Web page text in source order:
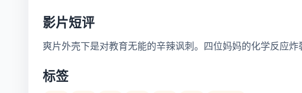
影片短评
爽片外壳下是对教育无能的辛辣讽刺。四位妈妈的化学反应
标签